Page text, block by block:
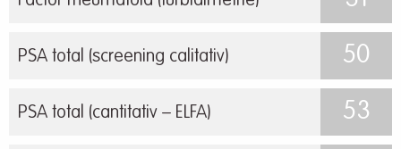
PSA total (screening calitativ) 50
PSA total (cantitativ – ELFA) 53